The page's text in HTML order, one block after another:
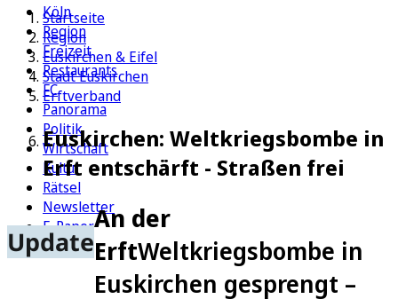
Köln
Region
Freizeit
Restaurants
FC
Panorama
Politik
Wirtschaft
Kultur
Rätsel
Newsletter
E-Paper
Startseite
Region
Euskirchen & Eifel
Stadt Euskirchen
Erftverband
Euskirchen: Weltkriegsbombe in
Erft entschärft - Straßen frei
Update
An der
ErftWeltkriegsbombe in
Euskirchen gesprengt –